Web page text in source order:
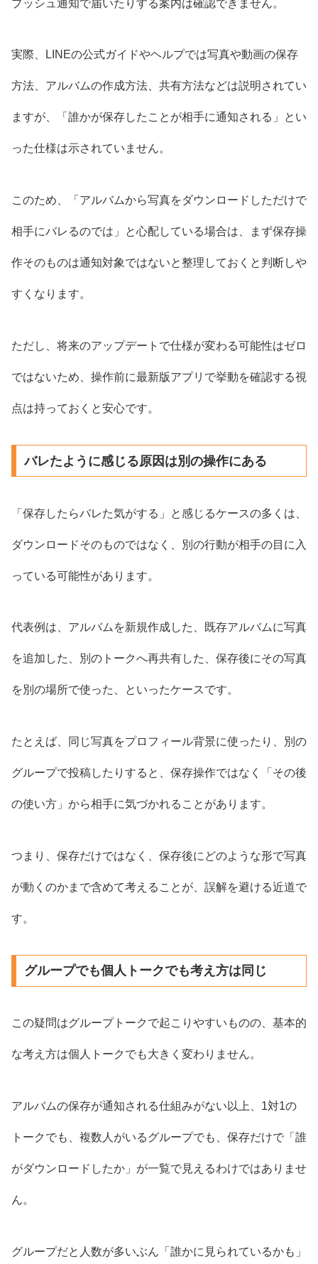
プッシュ通知で届いたりする案内は確認できません。
実際、LINEの公式ガイドやヘルプでは写真や動画の保存
方法、アルバムの作成方法、共有方法などは説明されてい
ますが、「誰かが保存したことが相手に通知される」とい
った仕様は示されていません。
このため、「アルバムから写真をダウンロードしただけで
相手にバレるのでは」と心配している場合は、まず保存操
作そのものは通知対象ではないと整理しておくと判断しや
すくなります。
ただし、将来のアップデートで仕様が変わる可能性はゼロ
ではないため、操作前に最新版アプリで挙動を確認する視
点は持っておくと安心です。
バレたように感じる原因は別の操作にある
「保存したらバレた気がする」と感じるケースの多くは、
ダウンロードそのものではなく、別の行動が相手の目に入
っている可能性があります。
代表例は、アルバムを新規作成した、既存アルバムに写真
を追加した、別のトークへ再共有した、保存後にその写真
を別の場所で使った、といったケースです。
たとえば、同じ写真をプロフィール背景に使ったり、別の
グループで投稿したりすると、保存操作ではなく「その後
の使い方」から相手に気づかれることがあります。
つまり、保存だけではなく、保存後にどのような形で写真
が動くのかまで含めて考えることが、誤解を避ける近道で
す。
グループでも個人トークでも考え方は同じ
この疑問はグループトークで起こりやすいものの、基本的
な考え方は個人トークでも大きく変わりません。
アルバムの保存が通知される仕組みがない以上、1対1の
トークでも、複数人がいるグループでも、保存だけで「誰
がダウンロードしたか」が一覧で見えるわけではありませ
ん。
グループだと人数が多いぶん「誰かに見られているかも」